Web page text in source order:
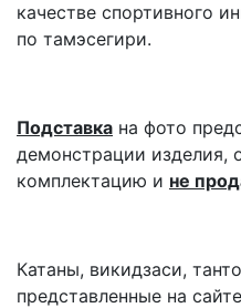
качестве спортивного
по тамэсегири.
Подставка на фото
демонстрации изделия,
комплектацию и не
Катаны, викидзаси,
представленные на